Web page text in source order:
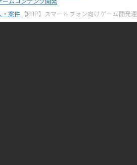
ームコンテンツ開発
案件 【PHP】スマートフォン向けゲーム開発